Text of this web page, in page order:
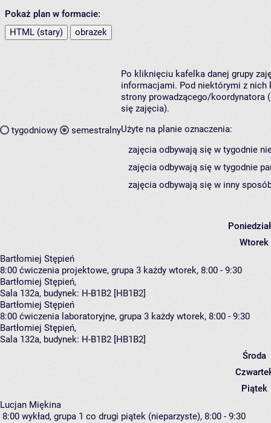
Pokaż plan w formacie:
HTML (stary)
obrazek
tygodniowy semestralny
Po kliknięciu kafelka danej grupy
informacjami. Pod niektórymi z nich
strony prowadzącego/koordynatora
się zajęcia).
Użyte na planie oznaczenia:
zajęcia odbywają się w tygodnie
zajęcia odbywają się w tygodnie
zajęcia odbywają się w inny
Wtorek
Bartłomiej Stępień
8:00 ćwiczenia projektowe, grupa 3 każdy wtorek, 8:00 - 9:30
Bartłomiej Stępień,
Sala 132a, budynek: H-B1B2 [HB1B2]
Bartłomiej Stępień
8:00 ćwiczenia laboratoryjne, grupa 3 każdy wtorek, 8:00 - 9:30
Bartłomiej Stępień,
Sala 132a, budynek: H-B1B2 [HB1B2]
Środa
Piątek
Lucjan Miękina
8:00 wykład, grupa 1 co drugi piątek (nieparzyste), 8:00 - 9:30